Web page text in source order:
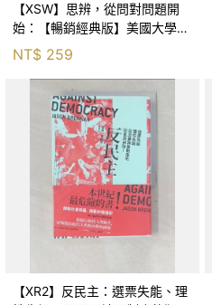
【XSW】思辨，從問對問題開
始：【暢銷經典版】美國大學邏
輯思考聖經_尼爾．布朗, 史都
華．基里, 羅耀宗, 蔡宏明, 黃賓
NT$ 259
【XR2】反民主：選票失能、理